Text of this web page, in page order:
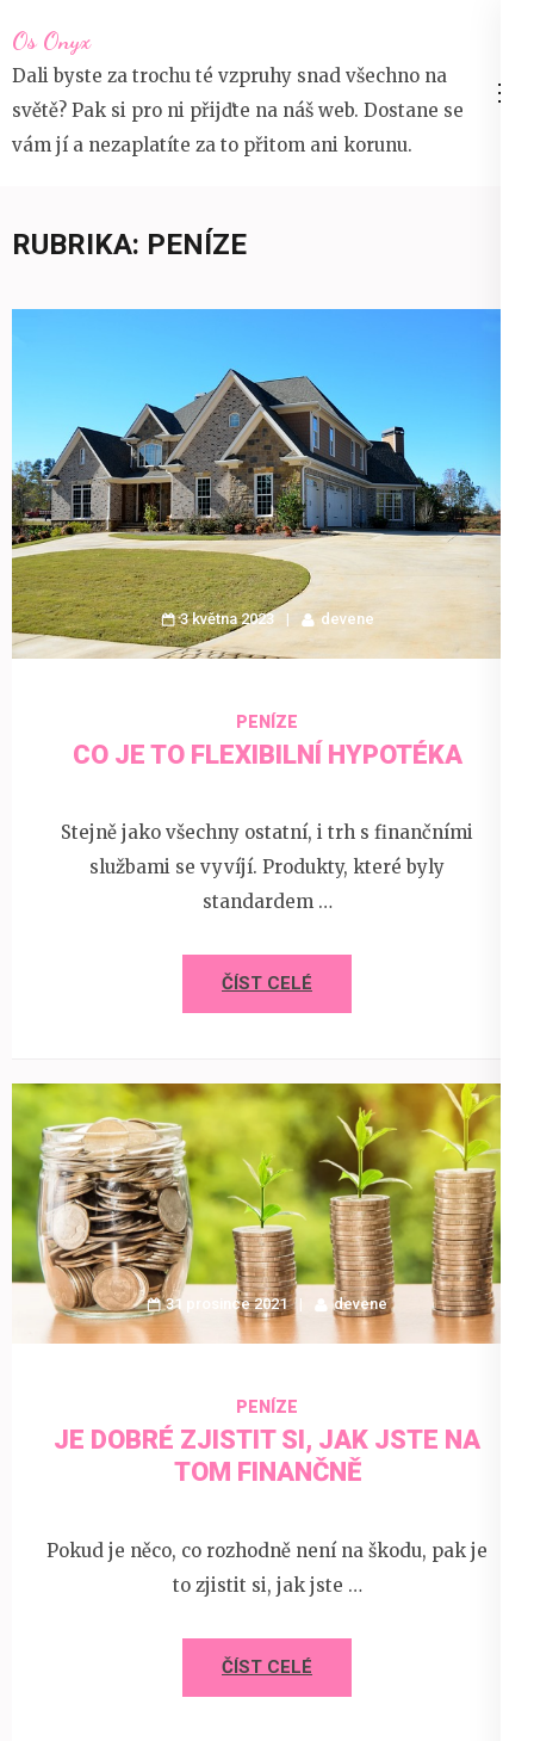
na
obsah
(stiskněte
Enter)
Os Onyx
Dali byste za trochu té vzpruhy snad všechno na
světě? Pak si pro ni přijďte na náš web. Dostane se
vám jí a nezaplatíte za to přitom ani korunu.
RUBRIKA: PENÍZE
3 května 2023 devene
PENÍZE
CO JE TO FLEXIBILNÍ HYPOTÉKA
Stejně jako všechny ostatní, i trh s finančními
službami se vyvíjí. Produkty, které byly
standardem …
ČÍST CELÉ
31 prosince 2021 devene
PENÍZE
JE DOBRÉ ZJISTIT SI, JAK JSTE NA
TOM FINANČNĚ
Pokud je něco, co rozhodně není na škodu, pak je
to zjistit si, jak jste …
ČÍST CELÉ